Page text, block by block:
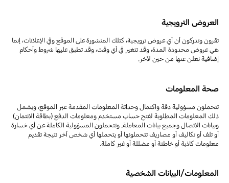
العروض الترويجية
تقرون وتدركون أن أي عروض ترويجية، كتلك المنشورة على الموقع وفي الإعلانات، إنما
هي عروض محدودة المدة، وقد تتغير في أي وقت، وقد تطبق عليها شروط وأحكام
إضافية نعلن عنها من حين لآخر.
صحة المعلومات
تتحملون مسؤولية دقة واكتمال وحداثة المعلومات المقدمة عبر الموقع، ويشمل
ذلك المعلومات المطلوبة لفتح حساب مستخدم ومعلومات الدفع (بطاقة الائتمان)
وبيانات الاتصال وجميع بيانات المعاملة. وتتحملون المسؤولية الكاملة عن أي خسارة
أو تلف أو تكاليف أو مصاريف تتحملونها أو يتحملها أي شخص آخر نتيجة تقديم
معلومات كاذبة أو خاطئة أو مضللة أو غير كاملة.
المعلومات/البيانات الشخصية